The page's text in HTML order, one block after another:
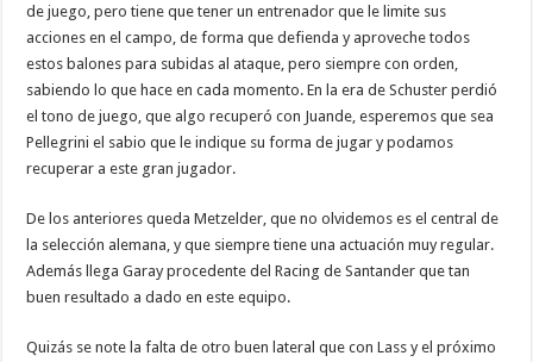
de juego, pero tiene que tener un entrenador que le limite sus
acciones en el campo, de forma que defienda y aproveche todos
estos balones para subidas al ataque, pero siempre con orden,
sabiendo lo que hace en cada momento. En la era de Schuster perdió
el tono de juego, que algo recuperó con Juande, esperemos que sea
Pellegrini el sabio que le indique su forma de jugar y podamos
recuperar a este gran jugador.
De los anteriores queda Metzelder, que no olvidemos es el central de
la selección alemana, y que siempre tiene una actuación muy regular.
Además llega Garay procedente del Racing de Santander que tan
buen resultado a dado en este equipo.
Quizás se note la falta de otro buen lateral que con Lass y el próximo